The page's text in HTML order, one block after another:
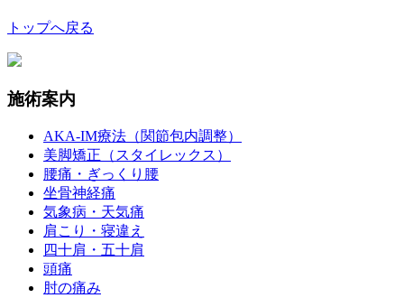
トップへ戻る
施術案内
AKA-IM療法（関節包内調整）
美脚矯正（スタイレックス）
腰痛・ぎっくり腰
坐骨神経痛
気象病・天気痛
肩こり・寝違え
四十肩・五十肩
頭痛
肘の痛み